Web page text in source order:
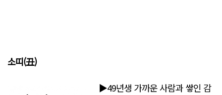
소띠(丑)
▶49년생 가까운 사람과 쌓인 감